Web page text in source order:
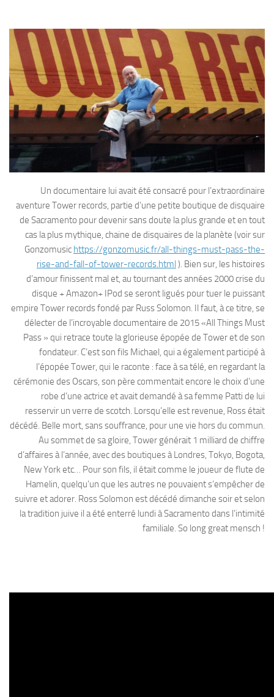
Un documentaire lui avait été consacré pour l’extraordinaire
aventure Tower records, partie d’une petite boutique de disquaire
de Sacramento pour devenir sans doute la plus grande et en tout
cas la plus mythique, chaine de disquaires de la planète (voir sur
Gonzomusic https://gonzomusic.fr/all-things-must-pass-the-
rise-and-fall-of-tower-records.html ). Bien sur, les histoires
d’amour finissent mal et, au tournant des années 2000 crise du
disque + Amazon+ IPod se seront ligués pour tuer le puissant
empire Tower records fondé par Russ Solomon. Il faut, à ce titre, se
délecter de l’incroyable documentaire de 2015 «All Things Must
Pass » qui retrace toute la glorieuse épopée de Tower et de son
fondateur. C’est son fils Michael, qui a également participé à
l’épopée Tower, qui le raconte : face à sa télé, en regardant la
cérémonie des Oscars, son père commentait encore le choix d’une
robe d’une actrice et avait demandé à sa femme Patti de lui
resservir un verre de scotch. Lorsqu’elle est revenue, Ross était
décédé. Belle mort, sans souffrance, pour une vie hors du commun.
Au sommet de sa gloire, Tower générait 1 milliard de chiffre
d’affaires à l’année, avec des boutiques à Londres, Tokyo, Bogota,
New York etc… Pour son fils, il était comme le joueur de flute de
Hamelin, quelqu’un que les autres ne pouvaient s’empêcher de
suivre et adorer. Ross Solomon est décédé dimanche soir et selon
la tradition juive il a été enterré lundi à Sacramento dans l’intimité
familiale. So long great mensch !